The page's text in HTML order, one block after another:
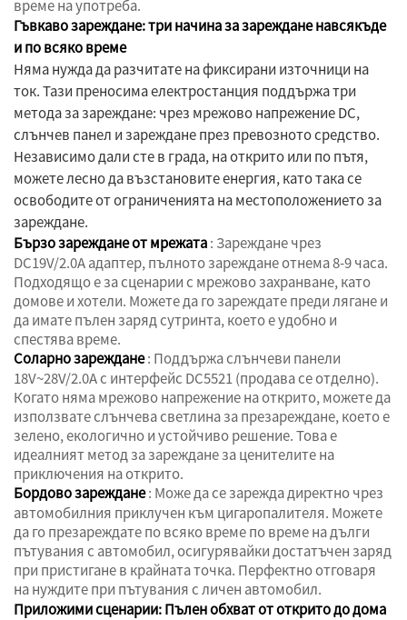
време на употреба.
Гъвкаво зареждане: три начина за зареждане навсякъде
и по всяко време
Няма нужда да разчитате на фиксирани източници на
ток. Тази преносима електростанция поддържа три
метода за зареждане: чрез мрежово напрежение DC,
слънчев панел и зареждане през превозното средство.
Независимо дали сте в града, на открито или по пътя,
можете лесно да възстановите енергия, като така се
освободите от ограниченията на местоположението за
зареждане.
Бързо зареждане от мрежата: Зареждане чрез
DC19V/2.0A адаптер, пълното зареждане отнема 8-9 часа.
Подходящо е за сценарии с мрежово захранване, като
домове и хотели. Можете да го зареждате преди лягане и
да имате пълен заряд сутринта, което е удобно и
спестява време.
Соларно зареждане: Поддържа слънчеви панели
18V~28V/2.0A с интерфейс DC5521 (продава се отделно).
Когато няма мрежово напрежение на открито, можете да
използвате слънчева светлина за презареждане, което е
зелено, екологично и устойчиво решение. Това е
идеалният метод за зареждане за ценителите на
приключения на открито.
Бордово зареждане: Може да се зарежда директно чрез
автомобилния приклучен към цигаропалителя. Можете
да го презареждате по всяко време по време на дълги
пътувания с автомобил, осигурявайки достатъчен заряд
при пристигане в крайната точка. Перфектно отговаря
на нуждите при пътувания с личен автомобил.
Приложими сценарии: Пълен обхват от открито до дома